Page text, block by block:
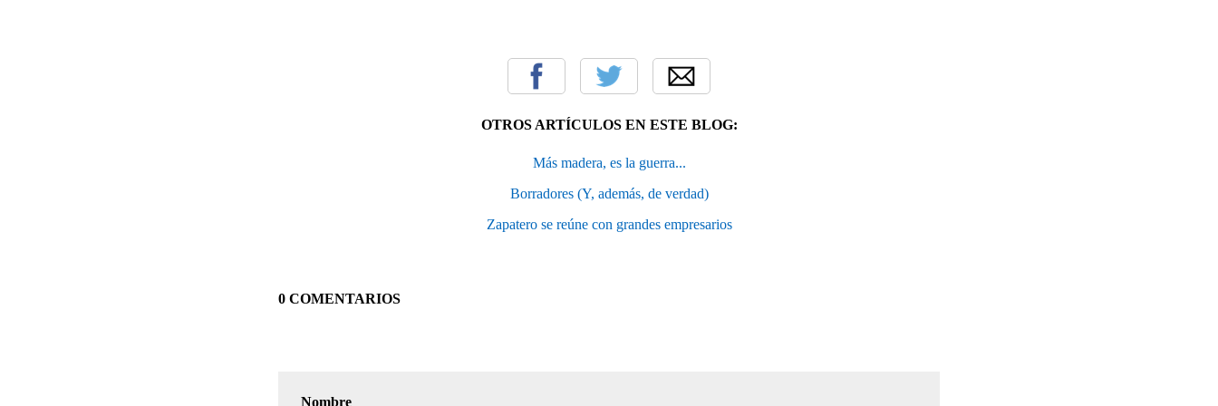
OTROS ARTÍCULOS EN ESTE BLOG:
Más madera, es la guerra...
Borradores (Y, además, de verdad)
Zapatero se reúne con grandes empresarios
0 COMENTARIOS
Nombre